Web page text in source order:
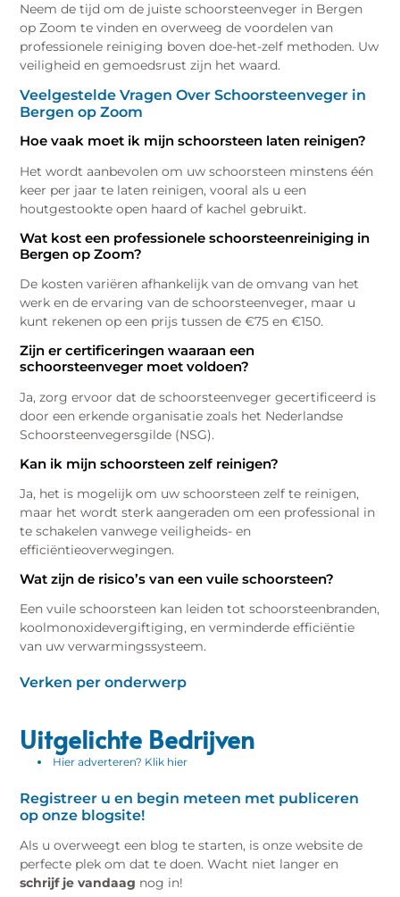
Neem de tijd om de juiste schoorsteenveger in Bergen
op Zoom te vinden en overweeg de voordelen van
professionele reiniging boven doe-het-zelf methoden. Uw
veiligheid en gemoedsrust zijn het waard.
Veelgestelde Vragen Over Schoorsteenveger in
Bergen op Zoom
Hoe vaak moet ik mijn schoorsteen laten reinigen?
Het wordt aanbevolen om uw schoorsteen minstens één
keer per jaar te laten reinigen, vooral als u een
houtgestookte open haard of kachel gebruikt.
Wat kost een professionele schoorsteenreiniging in
Bergen op Zoom?
De kosten variëren afhankelijk van de omvang van het
werk en de ervaring van de schoorsteenveger, maar u
kunt rekenen op een prijs tussen de €75 en €150.
Zijn er certificeringen waaraan een
schoorsteenveger moet voldoen?
Ja, zorg ervoor dat de schoorsteenveger gecertificeerd is
door een erkende organisatie zoals het Nederlandse
Schoorsteenvegersgilde (NSG).
Kan ik mijn schoorsteen zelf reinigen?
Ja, het is mogelijk om uw schoorsteen zelf te reinigen,
maar het wordt sterk aangeraden om een professional in
te schakelen vanwege veiligheids- en
efficiëntieoverwegingen.
Wat zijn de risico’s van een vuile schoorsteen?
Een vuile schoorsteen kan leiden tot schoorsteenbranden,
koolmonoxidevergiftiging, en verminderde efficiëntie
van uw verwarmingssysteem.
Verken per onderwerp
Uitgelichte Bedrijven
Hier adverteren? Klik hier
Registreer u en begin meteen met publiceren
op onze blogsite!
Als u overweegt een blog te starten, is onze website de
perfecte plek om dat te doen. Wacht niet langer en
schrijf je vandaag nog in!